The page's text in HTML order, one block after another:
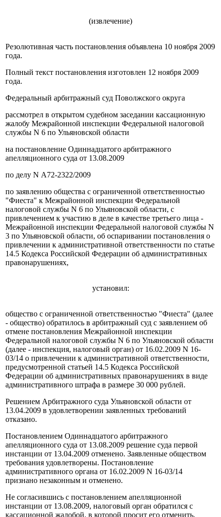
(извлечение)
Резолютивная часть постановления объявлена 10 ноября 2009
года.
Полный текст постановления изготовлен 12 ноября 2009
года.
Федеральный арбитражный суд Поволжского округа
рассмотрел в открытом судебном заседании кассационную
жалобу Межрайонной инспекции Федеральной налоговой
службы N 6 по Ульяновской области
на постановление Одиннадцатого арбитражного
апелляционного суда от 13.08.2009
по делу N А72-2322/2009
по заявлению общества с ограниченной ответственностью
"Фиеста" к Межрайонной инспекции Федеральной
налоговой службы N 6 по Ульяновской области, с
привлечением к участию в деле в качестве третьего лица -
Межрайонной инспекции Федеральной налоговой службы N
3 по Ульяновской области, об оспаривании постановления о
привлечении к административной ответственности по статье
14.5 Кодекса Российской Федерации об административных
правонарушениях,
установил:
общество с ограниченной ответственностью "Фиеста" (далее
- общество) обратилось в арбитражный суд с заявлением об
отмене постановления Межрайонной инспекции
Федеральной налоговой службы N 6 по Ульяновской области
(далее - инспекция, налоговый орган) от 16.02.2009 N 16-
03/14 о привлечении к административной ответственности,
предусмотренной статьей 14.5 Кодекса Российской
Федерации об административных правонарушениях в виде
административного штрафа в размере 30 000 рублей.
Решением Арбитражного суда Ульяновской области от
13.04.2009 в удовлетворении заявленных требований
отказано.
Постановлением Одиннадцатого арбитражного
апелляционного суда от 13.08.2009 решение суда первой
инстанции от 13.04.2009 отменено. Заявленные обществом
требования удовлетворены. Постановление
административного органа от 16.02.2009 N 16-03/14
признано незаконным и отменено.
Не согласившись с постановлением апелляционной
инстанции от 13.08.2009, налоговый орган обратился с
кассационной жалобой, в которой просит его отменить,